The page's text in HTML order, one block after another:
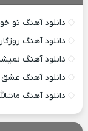
دانلود آهنگ تو
دانلود آهنگ
دانلود آهنگ
دانلود آهنگ
دانلود آهنگ